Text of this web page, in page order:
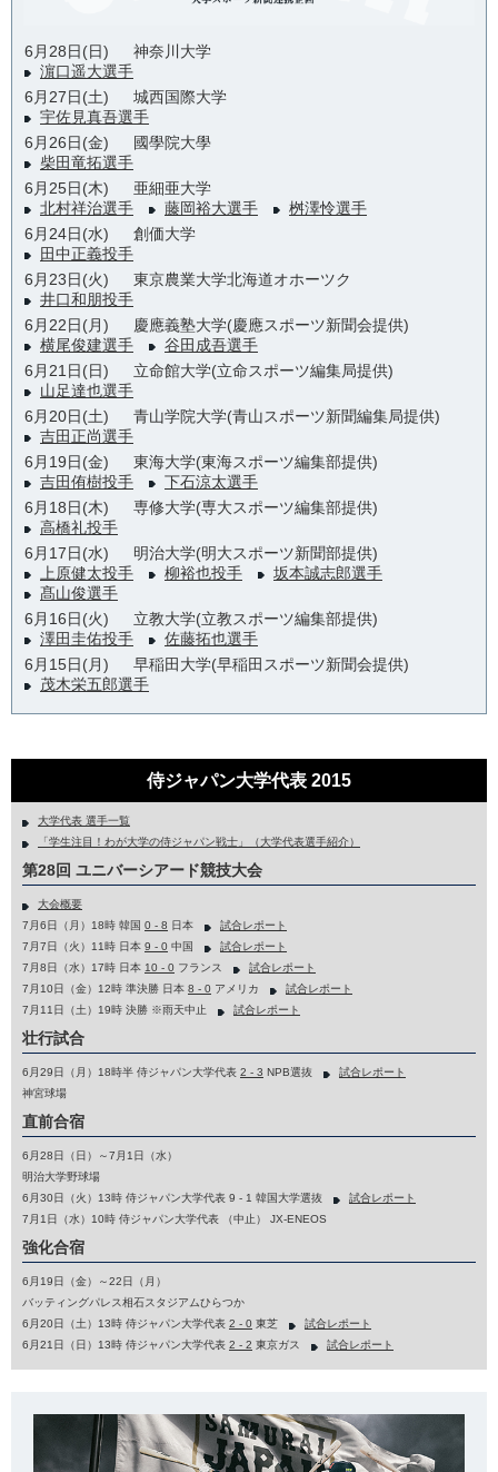
6月28日(日)
神奈川大学
濵口遥大選手
6月27日(土)
城西国際大学
宇佐見真吾選手
6月26日(金)
國學院大學
柴田竜拓選手
6月25日(木)
亜細亜大学
北村祥治選手
藤岡裕大選手
桝澤怜選手
6月24日(水)
創価大学
田中正義投手
6月23日(火)
東京農業大学北海道オホーツク
井口和朋投手
6月22日(月)
慶應義塾大学(慶應スポーツ新聞会提供)
横尾俊建選手
谷田成吾選手
6月21日(日)
立命館大学(立命スポーツ編集局提供)
山足達也選手
6月20日(土)
青山学院大学(青山スポーツ新聞編集局提供)
吉田正尚選手
6月19日(金)
東海大学(東海スポーツ編集部提供)
吉田侑樹投手
下石涼太選手
6月18日(木)
専修大学(専大スポーツ編集部提供)
高橋礼投手
6月17日(水)
明治大学(明大スポーツ新聞部提供)
上原健太投手
柳裕也投手
坂本誠志郎選手
髙山俊選手
6月16日(火)
立教大学(立教スポーツ編集部提供)
澤田圭佑投手
佐藤拓也選手
6月15日(月)
早稲田大学(早稲田スポーツ新聞会提供)
茂木栄五郎選手
侍ジャパン大学代表 2015
大学代表 選手一覧
「学生注目！わが大学の侍ジャパン戦士」（大学代表選手紹介）
第28回 ユニバーシアード競技大会
大会概要
7月6日（月）18時 韓国 0 - 8 日本
試合レポート
7月7日（火）11時 日本 9 - 0 中国
試合レポート
7月8日（水）17時 日本 10 - 0 フランス
試合レポート
7月10日（金）12時 準決勝 日本 8 - 0 アメリカ
試合レポート
7月11日（土）19時 決勝 ※雨天中止
試合レポート
壮行試合
6月29日（月）18時半 侍ジャパン大学代表 2 - 3 NPB選抜
試合レポート
神宮球場
直前合宿
6月28日（日）～7月1日（水）
明治大学野球場
6月30日（火）13時 侍ジャパン大学代表 9 - 1 韓国大学選抜
試合レポート
7月1日（水）10時 侍ジャパン大学代表 （中止） JX-ENEOS
強化合宿
6月19日（金）～22日（月）
バッティングパレス相石スタジアムひらつか
6月20日（土）13時 侍ジャパン大学代表 2 - 0 東芝
試合レポート
6月21日（日）13時 侍ジャパン大学代表 2 - 2 東京ガス 試合レポート